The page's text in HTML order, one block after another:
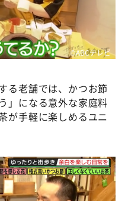
©️ABCテレビ
る老舗では、かつお節
」になる意外な家庭料
が手軽に楽しめるユニ